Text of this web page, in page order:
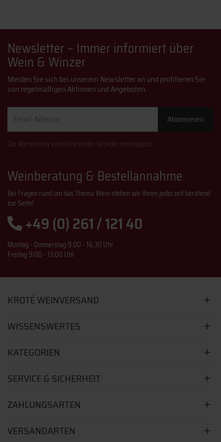
Newsletter – Immer informiert über
Wein & Winzer
Melden Sie sich bei unserem Newsletter an und profitieren Sie
von regelmäßigen Aktionen und Angeboten.
Adresse
Abonnieren
Die Abmeldung vom Newsletter ist jederzeit möglich.
Weinberatung & Bestellannahme
Bei Fragen rund um das Thema Wein stehen wir Ihnen jederzeit beratend
zur Seite!
+49 (0) 261 / 121 40
Montag - Donnerstag 9:00 - 16:30 Uhr
Freitag 9:00 - 13:00 Uhr
KROTÉ WEINVERSAND
WISSENSWERTES
KATEGORIEN
SERVICE & SICHERHEIT
ZAHLUNGSARTEN
VERSANDARTEN